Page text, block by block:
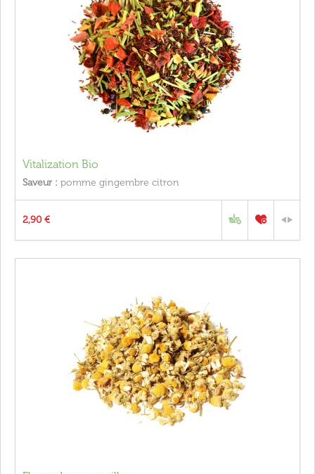
Vitalization Bio
Saveur : pomme gingembre citron
2,90 €